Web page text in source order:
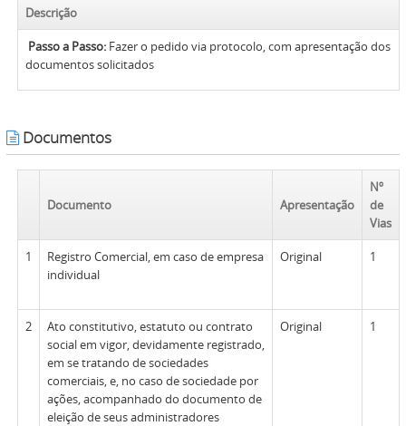
Descrição
Passo a Passo: Fazer o pedido via protocolo, com apresentação dos
documentos solicitados
Documentos
Documento Apresentação
Nº
de
Vias
1
Registro Comercial, em caso de empresa
individual
Original 1
2
Ato constitutivo, estatuto ou contrato
social em vigor, devidamente registrado,
em se tratando de sociedades
comerciais, e, no caso de sociedade por
ações, acompanhado do documento de
eleição de seus administradores
Original 1